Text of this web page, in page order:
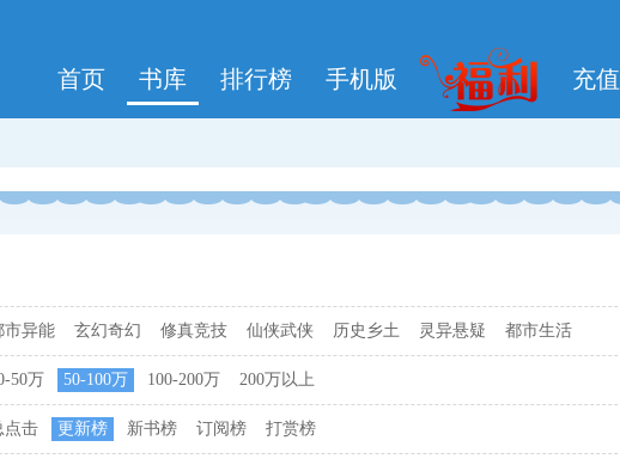
首页 书库 排行榜 手机版 充值
市异能 玄幻奇幻 修真竞技 仙侠武侠 历史乡土 灵异悬疑 都市生活
50万 50-100万 100-200万 200万以上
点击 更新榜 新书榜 订阅榜 打赏榜